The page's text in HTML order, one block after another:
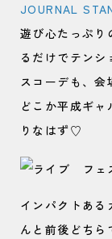
JOURNAL
遊び心たっぷり
るだけでテン
スコーデも、会
どこか平成ギ
りなはず♡
インパクトある
んと前後どちら